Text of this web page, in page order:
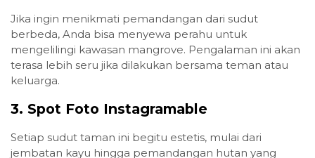
Jika ingin menikmati pemandangan dari sudut
berbeda, Anda bisa menyewa perahu untuk
mengelilingi kawasan mangrove. Pengalaman ini akan
terasa lebih seru jika dilakukan bersama teman atau
keluarga.
3. Spot Foto Instagramable
Setiap sudut taman ini begitu estetis, mulai dari
jembatan kayu hingga pemandangan hutan yang